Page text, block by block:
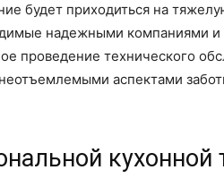
будет приходиться на
надежными компаниями и
проведение технического
аспектами
кухонной